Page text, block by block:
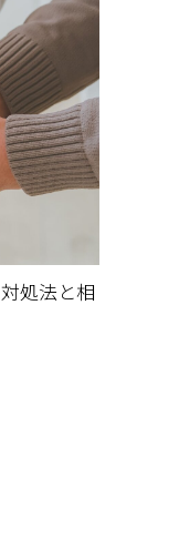
処法と相